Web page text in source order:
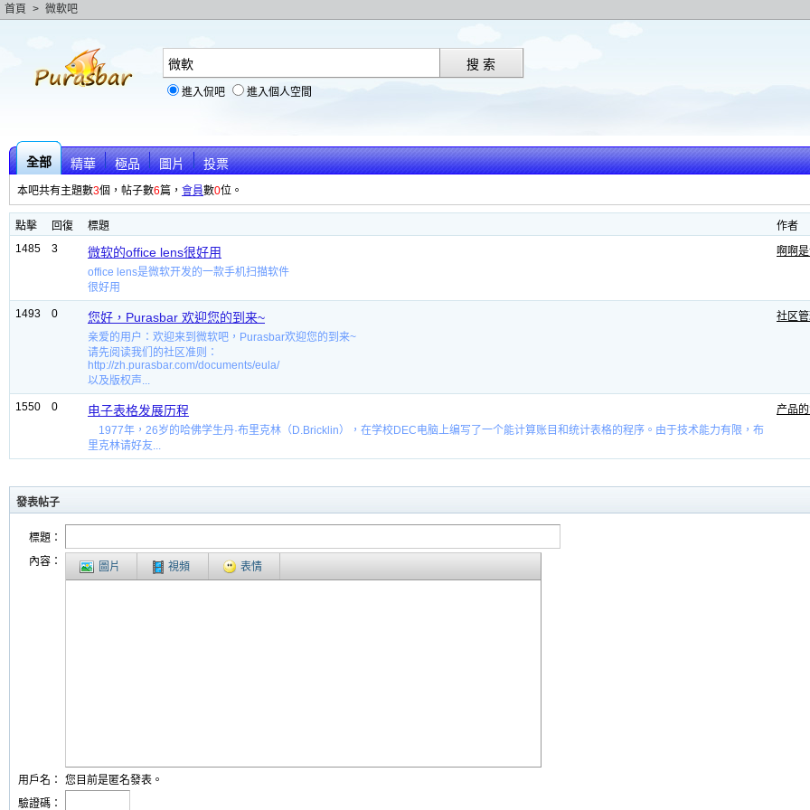
首頁 > 微軟吧
進入侃吧 進入個人空間
全部 精華 極品 圖片 投票
本吧共有主題數3個，帖子數6篇， 會員數0位。
點擊 回復 標題 作者
1485
3 微软的office lens很好用
office lens是微软开发的一款手机扫描软件
很好用
啊啊
1493 0 您好，Purasbar 欢迎您的到来~
亲爱的用户：欢迎来到微软吧，Purasbar欢迎您的到来~
请先阅读我们的社区准则：
http://zh.purasbar.com/documents/eula/
以及版权声...
社区
1550 0 电子表格发展历程
1977年，26岁的哈佛学生丹·布里克林（D.Bricklin），在学校DEC电脑上编写了一个能计算账目和统计表格的程序。由于技术能力有限，布
里克林请好友...
产品
發表帖子
標題：
內容：
圖片 視頻 表情
用戶名：
您目前是匿名發表。
驗證碼：